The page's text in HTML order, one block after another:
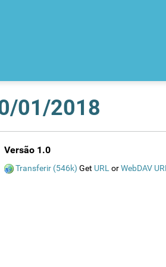
01/2018
Versão 1.0
Transferir (546k) Get URL orWebDAV URL